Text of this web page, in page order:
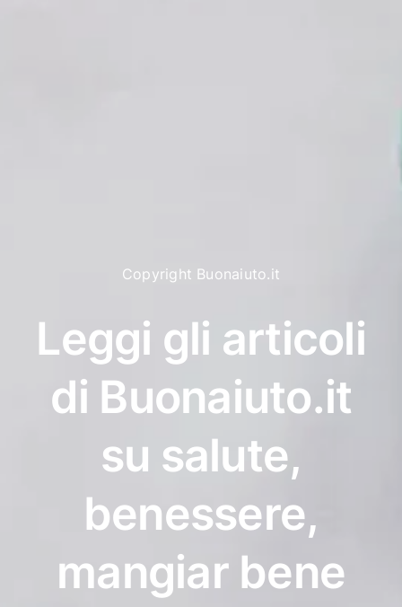
Copyright Buonaiuto.it
Leggi gli articoli
di Buonaiuto.it
su salute,
benessere,
mangiar bene